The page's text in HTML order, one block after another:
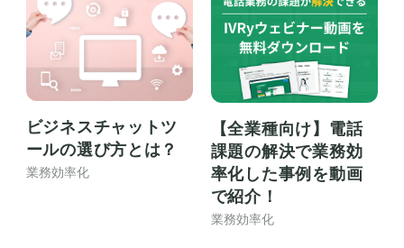
ビジネスチャットツ
ールの選び方とは？
業務効率化
【全業種向け】電話
課題の解決で業務効
率化した事例を動画
で紹介！
業務効率化